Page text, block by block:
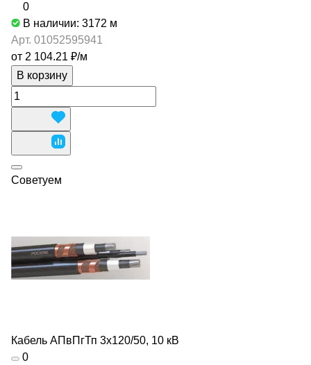
0
В наличии: 3172 м
Арт. 01052595941
от 2 104.21 ₽/м
В корзину
Советуем
Кабель АПвПгТп 3х120/50, 10 кВ
0